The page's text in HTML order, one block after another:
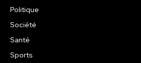
Politique
Société
Santé
Sports